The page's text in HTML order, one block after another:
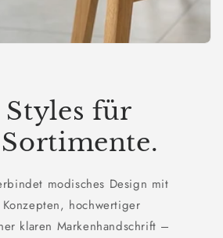
Styles für
modisches Design mit
Konzepten, hochwertiger
klaren Markenhandschrift –